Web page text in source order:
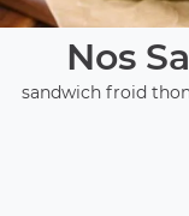
Nos
sandwich froid